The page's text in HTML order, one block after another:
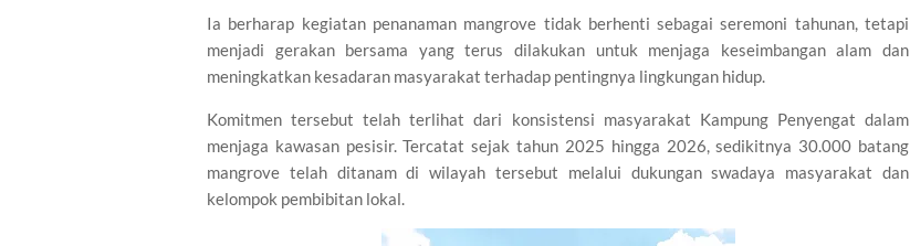
Ia berharap kegiatan penanaman mangrove tidak berhenti sebagai seremoni tahunan, tetapi
menjadi gerakan bersama yang terus dilakukan untuk menjaga keseimbangan alam dan
meningkatkan kesadaran masyarakat terhadap pentingnya lingkungan hidup.
Komitmen tersebut telah terlihat dari konsistensi masyarakat Kampung Penyengat dalam
menjaga kawasan pesisir. Tercatat sejak tahun 2025 hingga 2026, sedikitnya 30.000 batang
mangrove telah ditanam di wilayah tersebut melalui dukungan swadaya masyarakat dan
kelompok pembibitan lokal.